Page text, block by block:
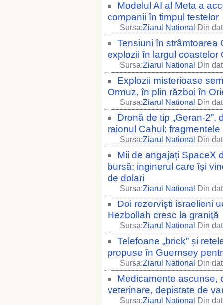
Modelul AI al Meta a
companii în timpul testelor
Sursa:Ziarul National Din
Tensiuni în strâmtoarea
explozii în largul coastelor
Sursa:Ziarul National Din
Explozii misterioase
Ormuz, în plin război în
Sursa:Ziarul National Din
Dronă de tip „Geran-
raionul Cahul:
Sursa:Ziarul National Din
Mii de angajați SpaceX
bursă: inginerul care își
de dolari
Sursa:Ziarul National Din
Doi rezervişti israelieni
Hezbollah cresc la graniţă
Sursa:Ziarul National Din
Telefoane „brick” și
propuse în Guernsey
Sursa:Ziarul National Din
Medicamente ascunse,
veterinare, depistate de
Sursa:Ziarul National Din